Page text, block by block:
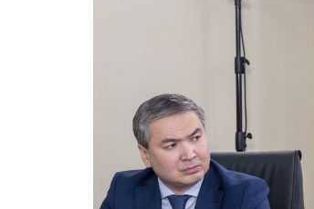
Машины времени
Апрель 27, 2024 34537
Это место заставит